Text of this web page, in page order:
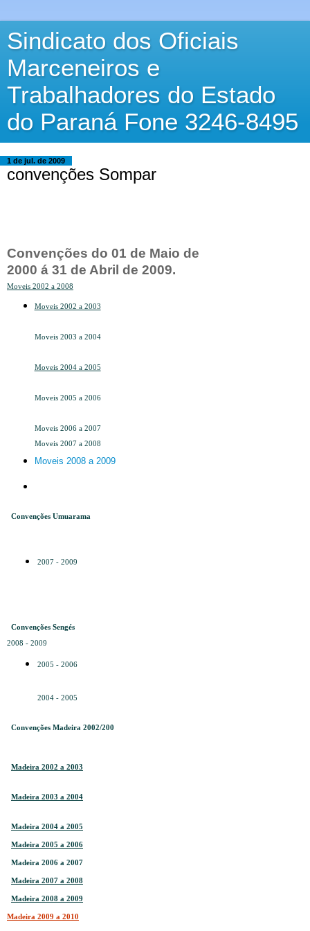
Sindicato dos Oficiais
Marceneiros e
Trabalhadores do Estado
do Paraná Fone 3246-8495
1 de jul. de 2009
convenções Sompar
Convenções do 01 de Maio de
2000 á 31 de Abril de 2009.
Moveis 2002 a 2008
Moveis 2002 a 2003
Moveis 2003 a 2004
Moveis 2004 a 2005
Moveis 2005 a 2006
Moveis 2006 a 2007
Moveis 2007 a 2008
Moveis 2008 a 2009
Convenções Umuarama
2007 - 2009
Convenções Sengés
2008 - 2009
2005 - 2006
2004 - 2005
Convenções Madeira 2002/200
Madeira 2002 a 2003
Madeira 2003 a 2004
Madeira 2004 a 2005
Madeira 2005 a 2006
Madeira 2006 a 2007
Madeira 2007 a 2008
Madeira 2008 a 2009
Madeira 2009 a 2010